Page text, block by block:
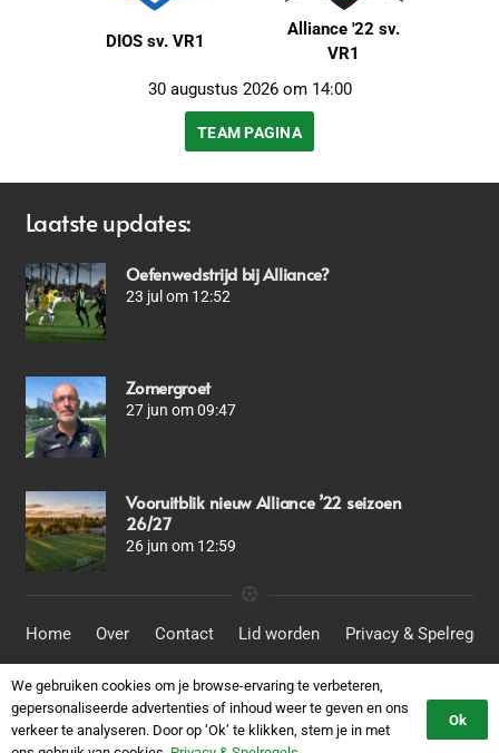
DIOS sv. VR1
Alliance '22 sv.
VR1
30 augustus 2026 om 14:00
TEAM PAGINA
Laatste updates:
Oefenwedstrijd bij Alliance?
23 jul om 12:52
Zomergroet
27 jun om 09:47
Vooruitblik nieuw Alliance ’22 seizoen
26/27
26 jun om 12:59
Home Over Contact Lid worden Privacy & Spelregels
© SV Alliance ´22
Website door:DataSign.nl
We gebruiken cookies om je browse-ervaring te verbeteren,
gepersonaliseerde advertenties of inhoud weer te geven en ons
verkeer te analyseren. Door op ‘Ok’ te klikken, stem je in met
Ok